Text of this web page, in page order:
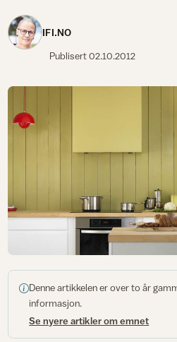
IFI.NO
Publisert02.10.2012
Denne artikkelen er over to år
informasjon.
Se nyere artikler om emnet